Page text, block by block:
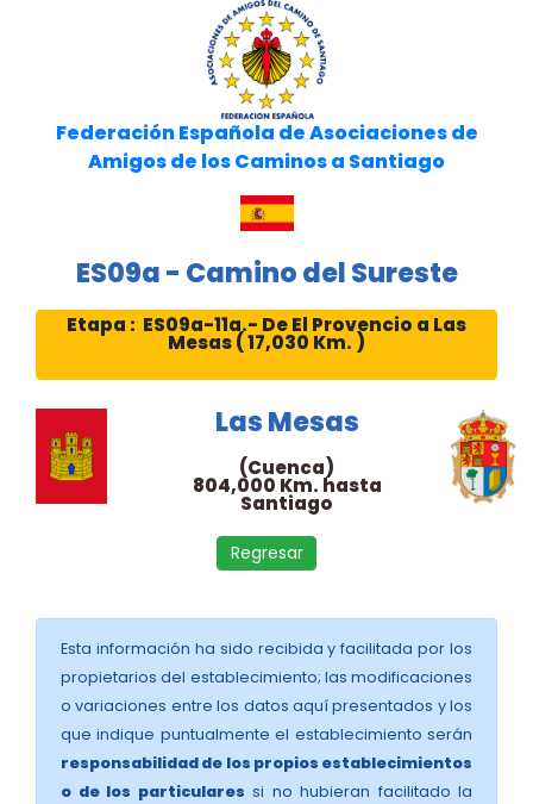
Federación Española de Asociaciones de
Amigos de los Caminos a Santiago
ES09a - Camino del Sureste
Etapa : ES09a-11a.- De El Provencio a Las
Mesas ( 17,030 Km. )
Las Mesas
(Cuenca)
804,000 Km. hasta
Santiago
Regresar
Esta información ha sido recibida y facilitada por los
propietarios del establecimiento; las modificaciones
o variaciones entre los datos aquí presentados y los
que indique puntualmente el establecimiento serán
responsabilidad de los propios establecimientos
o de los particulares si no hubieran facilitado la